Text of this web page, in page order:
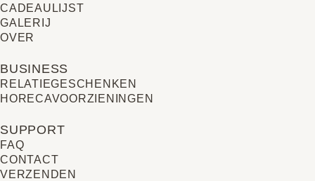
CADEAULIJST
GALERIJ
OVER
BUSINESS
RELATIE­GESCHENKEN
HORECAVOORZIENINGEN
SUPPORT
FAQ
CONTACT
VERZENDEN